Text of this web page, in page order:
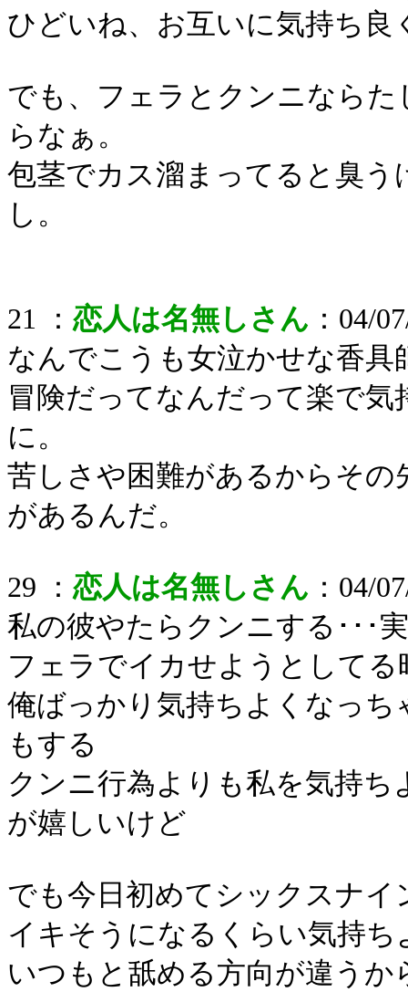
ひどいね、お互いに気持ち
でも、フェラとクンニなら
らなぁ。
包茎でカス溜まってると臭
し。
21 ： 恋人は名無しさん ：04/
なんでこうも女泣かせな香具
冒険だってなんだって楽で
に。
苦しさや困難があるからそ
があるんだ。
29 ： 恋人は名無しさん ：04/
私の彼やたらクンニする･･･
フェラでイカせようとして
俺ばっかり気持ちよくなっ
もする
クンニ行為よりも私を気持
が嬉しいけど
でも今日初めてシックスナイ
イキそうになるくらい気持ち
いつもと舐める方向が違う